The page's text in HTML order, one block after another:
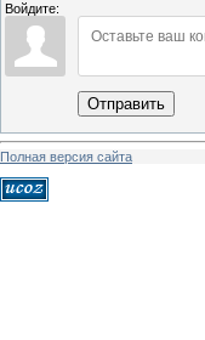
Войдите:
Отправить
Полная версия сайта